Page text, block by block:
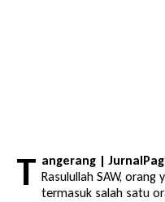
T angerang |
Rasulullah SAW, orang
termasuk salah satu